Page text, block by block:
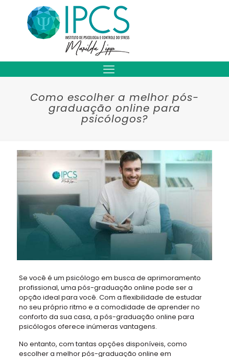
Como escolher a melhor pós-
graduação online para
psicólogos?
Se você é um psicólogo em busca de aprimoramento
profissional, uma pós-graduação online pode ser a
opção ideal para você. Com a flexibilidade de estudar
no seu próprio ritmo e a comodidade de aprender no
conforto da sua casa, a pós-graduação online para
psicólogos oferece inúmeras vantagens.
No entanto, com tantas opções disponíveis, como
escolher a melhor pós-graduação online em